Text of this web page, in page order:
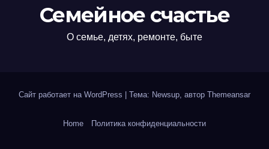
Семейное счастье
О семье, детях, ремонте, быте
Сайт работает на WordPress | Тема: Newsup, автор Themeansar
Home Политика конфиденциальности